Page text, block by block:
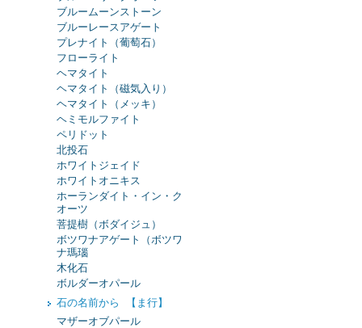
ブルームーンストーン
ブルーレースアゲート
プレナイト（葡萄石）
フローライト
ヘマタイト
ヘマタイト（磁気入り）
ヘマタイト（メッキ）
ヘミモルファイト
ペリドット
北投石
ホワイトジェイド
ホワイトオニキス
ホーランダイト・イン・ク
オーツ
菩提樹（ボダイジュ）
ボツワナアゲート（ボツワ
ナ瑪瑙
木化石
ボルダーオパール
石の名前から 【ま行】
マザーオブパール